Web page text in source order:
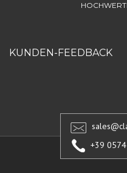
KUNDEN-FEEDBACK
+39